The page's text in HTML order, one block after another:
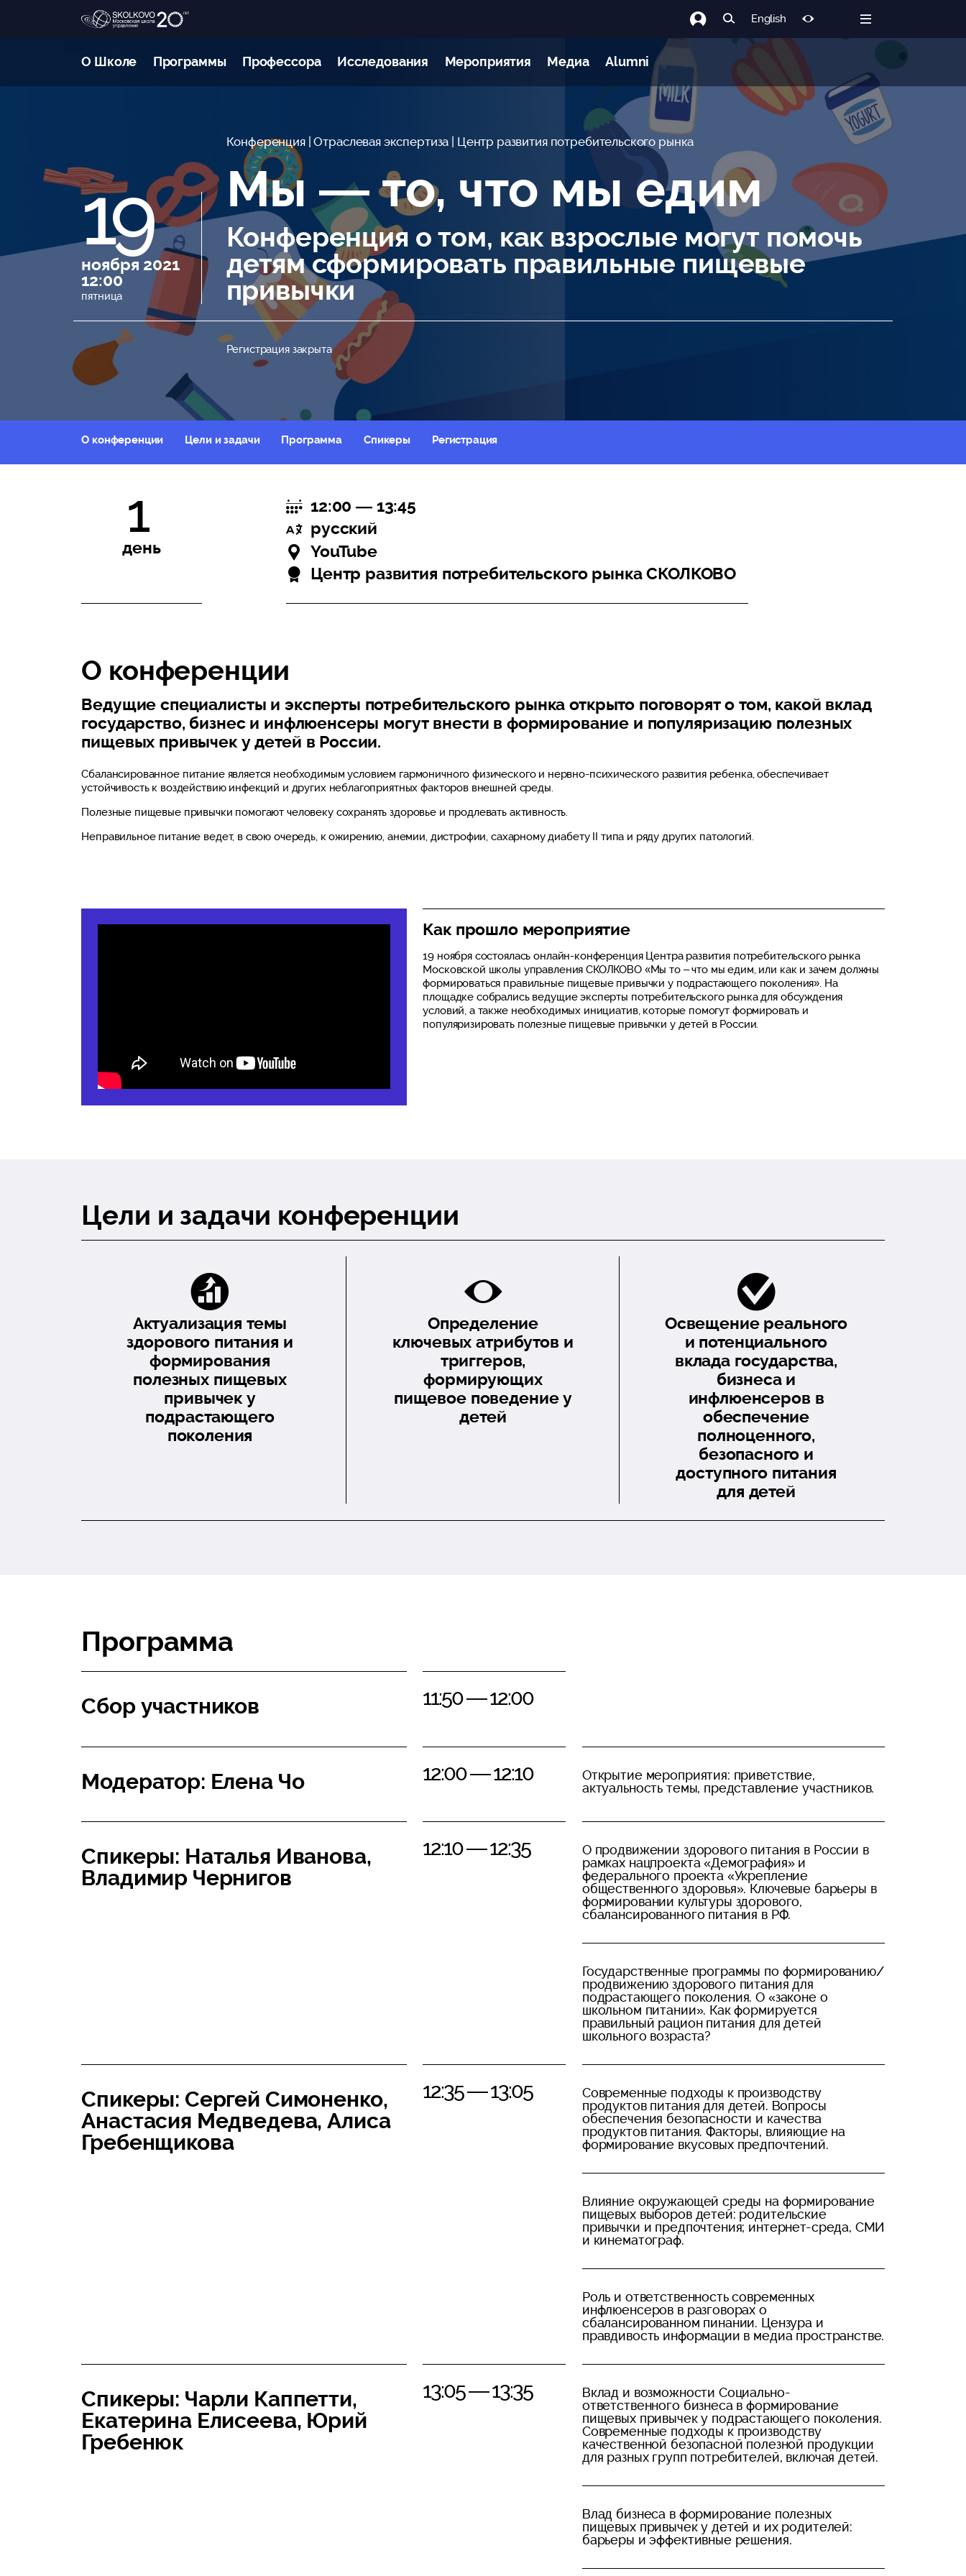
English
О Школе Программы Профессора Исследования Мероприятия Медиа Alumni
19
ноября 2021
12:00
пятница
Конференция | Отраслевая экспертиза | Центр развития потребительского рынка
Мы — то, что мы едим
Конференция о том, как взрослые могут помочь
детям сформировать правильные пищевые
привычки
Регистрация закрыта
О конференции Цели и задачи Программа Спикеры Регистрация
1
день
12:00 — 13:45
русский
YouTube
Центр развития потребительского рынка СКОЛКОВО
О конференции
Ведущие специалисты и эксперты потребительского рынка открыто поговорят о том, какой вклад
государство, бизнес и инфлюенсеры могут внести в формирование и популяризацию полезных
пищевых привычек у детей в России.
Сбалансированное питание является необходимым условием гармоничного физического и нервно-психического развития ребенка, обеспечивает
устойчивость к воздействию инфекций и других неблагоприятных факторов внешней среды.
Полезные пищевые привычки помогают человеку сохранять здоровье и продлевать активность.
Неправильное питание ведет, в свою очередь, к ожирению, анемии, дистрофии, сахарному диабету II типа и ряду других патологий.
Как прошло мероприятие
19 ноября состоялась онлайн-конференция Центра развития потребительского рынка
Московской школы управления СКОЛКОВО «Мы то – что мы едим, или как и зачем должны
формироваться правильные пищевые привычки у подрастающего поколения». На
площадке собрались ведущие эксперты потребительского рынка для обсуждения
условий, а также необходимых инициатив, которые помогут формировать и
популяризировать полезные пищевые привычки у детей в России.
Цели и задачи конференции
Актуализация темы
здорового питания и
формирования
полезных пищевых
привычек у
подрастающего
поколения
Определение
ключевых атрибутов и
триггеров,
формирующих
пищевое поведение у
детей
Освещение реального
и потенциального
вклада государства,
бизнеса и
инфлюенсеров в
обеспечение
полноценного,
безопасного и
доступного питания
для детей
Программа
Сбор участников 11:50 — 12:00
Модератор: Елена Чо 12:00 — 12:10
Открытие мероприятия: приветствие,
актуальность темы, представление участников.
Спикеры: Наталья Иванова,
Владимир Чернигов
12:10 — 12:35
О продвижении здорового питания в России в
рамках нацпроекта «Демография» и
федерального проекта «Укрепление
общественного здоровья». Ключевые барьеры в
формировании культуры здорового,
сбалансированного питания в РФ.
Государственные программы по формированию/
продвижению здорового питания для
подрастающего поколения. О «законе о
школьном питании». Как формируется
правильный рацион питания для детей
школьного возраста?
Спикеры: Сергей Симоненко,
Анастасия Медведева, Алиса
Гребенщикова
12:35 — 13:05
Современные подходы к производству
продуктов питания для детей. Вопросы
обеспечения безопасности и качества
продуктов питания. Факторы, влияющие на
формирование вкусовых предпочтений.
Влияние окружающей среды на формирование
пищевых выборов детей: родительские
привычки и предпочтения; интернет-среда, СМИ
и кинематограф.
Роль и ответственность современных
инфлюенсеров в разговорах о
сбалансированном пинании. Цензура и
правдивость информации в медиа пространстве.
Спикеры: Чарли Каппетти,
Екатерина Елисеева, Юрий
Гребенюк
13:05 — 13:35
Вклад и возможности Социально-
ответственного бизнеса в формирование
пищевых привычек у подрастающего поколения.
Современные подходы к производству
качественной безопасной полезной продукции
для разных групп потребителей, включая детей.
Влад бизнеса в формирование полезных
пищевых привычек у детей и их родителей:
барьеры и эффективные решения.